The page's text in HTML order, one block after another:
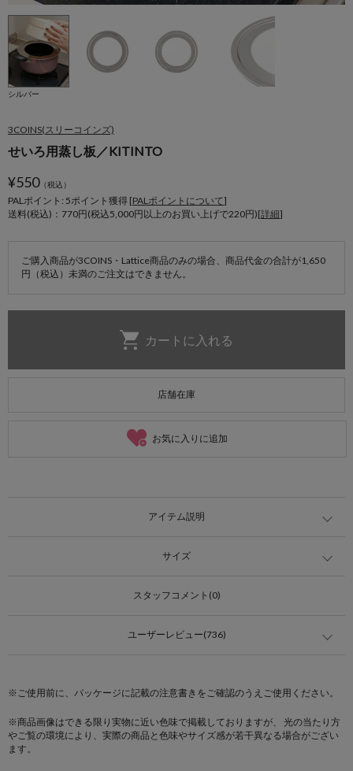
シルバー
3COINS(スリーコインズ)
せいろ用蒸し板／KITINTO
¥550（税込）
PALポイント: 5ポイント獲得 [PALポイントについて]
送料(税込)：770円(税込5,000円以上のお買い上げで220円)[詳細]
ご購入商品が3COINS・Lattice商品のみの場合、商品代金の合計が1,650
円（税込）未満のご注文はできません。
店舗在庫
お気に入りに追加
アイテム説明
サイズ
スタッフコメント(0)
ユーザーレビュー(736)
※ご使用前に、パッケージに記載の注意書きをご確認のうえご使用ください。
※商品画像はできる限り実物に近い色味で掲載しておりますが、 光の当たり方
やご覧の環境により、実際の商品と色味やサイズ感が若干異なる場合がござい
ます。